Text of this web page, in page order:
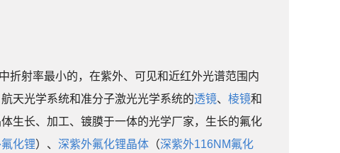
折射率最小的，在紫外、可见和近红外光谱范围内
天光学系统和准分子激光光学系统的透镜、棱镜和
生长、加工、镀膜于一体的光学厂家，生长的氟化
化锂）、深紫外氟化锂晶体 （深紫外116NM氟化